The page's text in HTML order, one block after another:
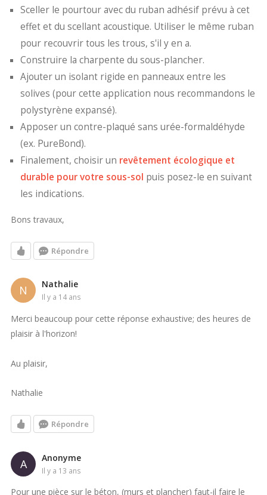
Sceller le pourtour avec du ruban adhésif prévu à cet
effet et du scellant acoustique. Utiliser le même ruban
pour recouvrir tous les trous, s'il y en a.
Construire la charpente du sous-plancher.
Ajouter un isolant rigide en panneaux entre les
solives (pour cette application nous recommandons le
polystyrène expansé).
Apposer un contre-plaqué sans urée-formaldéhyde
(ex. PureBond).
Finalement, choisir un revêtement écologique et
durable pour votre sous-sol puis posez-le en suivant
les indications.
Bons travaux,
Répondre
N Nathalie
il y a 14 ans
Merci beaucoup pour cette réponse exhaustive; des heures de
plaisir à l'horizon!
Au plaisir,
Nathalie
Répondre
A Anonyme
il y a 13 ans
Pour une pièce sur le béton, (murs et plancher) faut-il faire le